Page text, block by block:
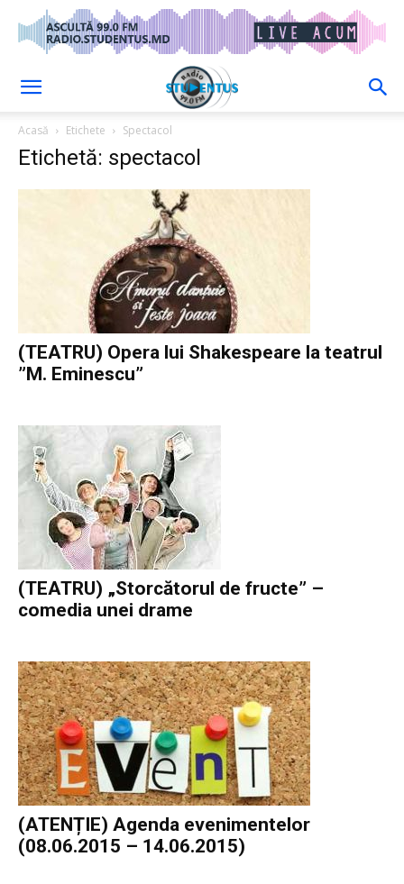
Acasă Etichete Spectacol
Etichetă: spectacol
(TEATRU) Opera lui Shakespeare la teatrul
”M. Eminescu”
(TEATRU) „Storcătorul de fructe” –
comedia unei drame
(ATENȚIE) Agenda evenimentelor
(08.06.2015 – 14.06.2015)